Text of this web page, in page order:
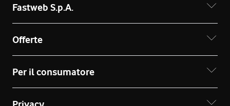
Fastweb S.p.A.
Offerte
Per il consumatore